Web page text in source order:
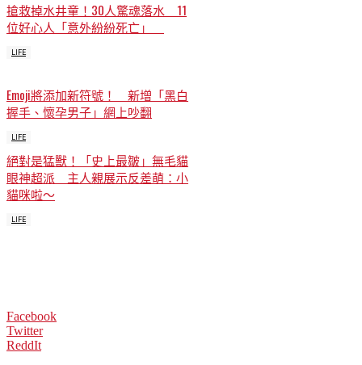
搶救掉水井童！30人驚魂落水 11
位好心人「意外紛紛死亡」
LIFE
Emoji將添加新符號！ 新增「黑白
握手、懷孕男子」網上吵翻
LIFE
絕對是猛獸！「史上最皺」無毛貓
眼神超派 主人親展示反差萌：小
貓咪啦～
LIFE
Facebook
Twitter
ReddIt